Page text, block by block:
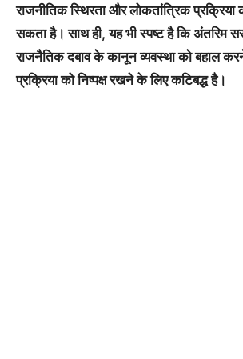
राजनीतिक स्थिरता और लोकतांत्रिक प्रक्रिया
सकता है। साथ ही, यह भी स्पष्ट है कि अंतरिम
राजनैतिक दबाव के कानून व्यवस्था को बहाल
प्रक्रिया को निष्पक्ष रखने के लिए कटिबद्ध है।